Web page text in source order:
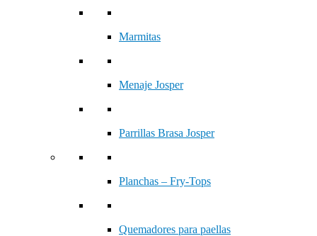
Marmitas
Menaje Josper
Parrillas Brasa Josper
Planchas – Fry-Tops
Quemadores para paellas